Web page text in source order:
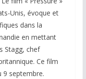
Unis, évoque et
dans la
en mettant
Stagg, chef
Ce film
9 septembre.